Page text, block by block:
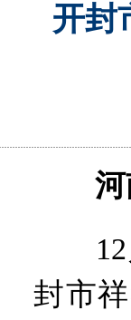
开封
河南
12月
封市